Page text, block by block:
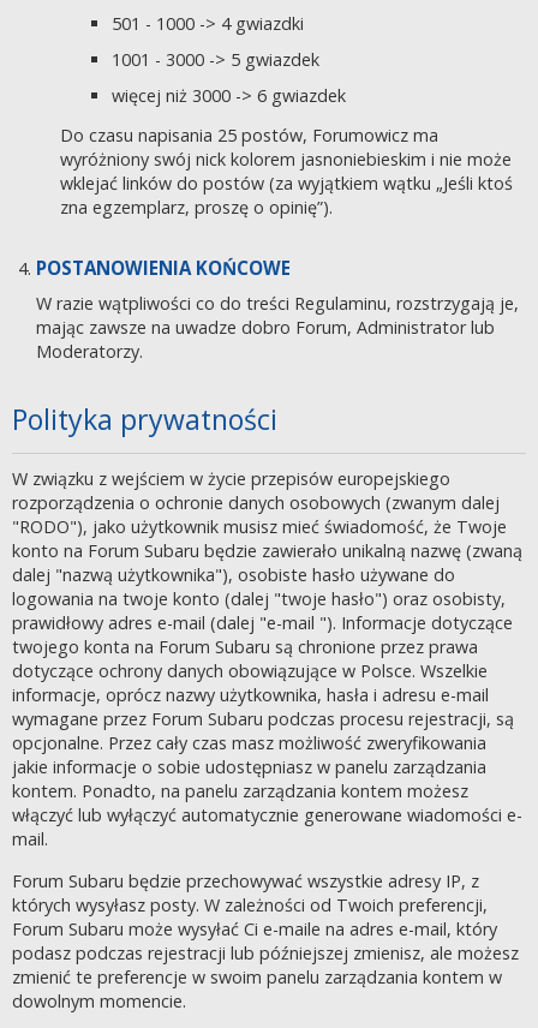
501 - 1000 -> 4 gwiazdki
1001 - 3000 -> 5 gwiazdek
więcej niż 3000 -> 6 gwiazdek
Do czasu napisania 25 postów, Forumowicz ma
wyróżniony swój nick kolorem jasnoniebieskim i nie może
wklejać linków do postów (za wyjątkiem wątku „Jeśli ktoś
zna egzemplarz, proszę o opinię”).
POSTANOWIENIA KOŃCOWE
W razie wątpliwości co do treści Regulaminu, rozstrzygają je,
mając zawsze na uwadze dobro Forum, Administrator lub
Moderatorzy.
Polityka prywatności
W związku z wejściem w życie przepisów europejskiego
rozporządzenia o ochronie danych osobowych (zwanym dalej
"RODO"), jako użytkownik musisz mieć świadomość, że Twoje
konto na Forum Subaru będzie zawierało unikalną nazwę (zwaną
dalej "nazwą użytkownika"), osobiste hasło używane do
logowania na twoje konto (dalej "twoje hasło") oraz osobisty,
prawidłowy adres e-mail (dalej "e-mail "). Informacje dotyczące
twojego konta na Forum Subaru są chronione przez prawa
dotyczące ochrony danych obowiązujące w Polsce. Wszelkie
informacje, oprócz nazwy użytkownika, hasła i adresu e-mail
wymagane przez Forum Subaru podczas procesu rejestracji, są
opcjonalne. Przez cały czas masz możliwość zweryfikowania
jakie informacje o sobie udostępniasz w panelu zarządzania
kontem. Ponadto, na panelu zarządzania kontem możesz
włączyć lub wyłączyć automatycznie generowane wiadomości e-
mail.
Forum Subaru będzie przechowywać wszystkie adresy IP, z
których wysyłasz posty. W zależności od Twoich preferencji,
Forum Subaru może wysyłać Ci e-maile na adres e-mail, który
podasz podczas rejestracji lub późniejszej zmienisz, ale możesz
zmienić te preferencje w swoim panelu zarządzania kontem w
dowolnym momencie.